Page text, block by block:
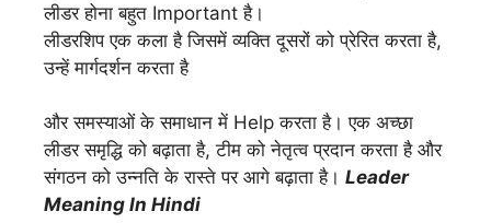
लीडर होना बहुत Important है।
लीडरशिप एक कला है जिसमें व्यक्ति दूसरों को प्रेरित करता है,
उन्हें मार्गदर्शन करता है
और समस्याओं के समाधान में Help करता है। एक अच्छा
लीडर समृद्धि को बढ़ाता है, टीम को नेतृत्व प्रदान करता है और
संगठन को उन्नति के रास्ते पर आगे बढ़ाता है। Leader
Meaning In Hindi